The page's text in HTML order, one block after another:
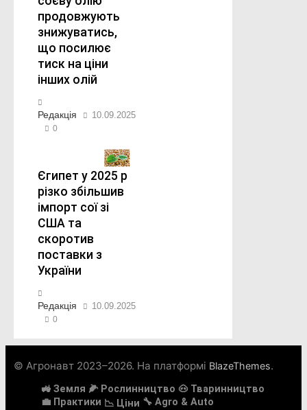
продовжують
знижуватись,
що посилює
тиск на ціни
інших олій
Редакція 10.09.2025
0
Єгипет у 2025 р
різко збільшив
імпорт сої зі
США та
скоротив
поставки з
України
Редакція 10.09.2025
0
© Агронавт 2023–2026. На платформі BlazeThemes.
🚜 Земля 🌽 Рослинництво 🐽 Тваринництво
💼 Практики 📉 Ціни 🔧 Agro & Auto